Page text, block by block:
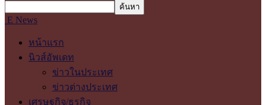
E News
หน้าแรก
นิวส์อัพเดท
ข่าวในประเทศ
ข่าวต่างประเทศ
เศรษฐกิจ/ธุรกิจ